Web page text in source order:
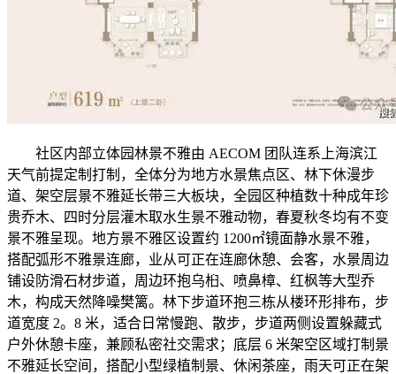
社区内部立体园林景不雅由 AECOM 团队连系上海滨江
天气前提定制打制，全体分为地方水景焦点区、林下休漫步
道、架空层景不雅延长带三大板块，全园区种植数十种成年珍
贵乔木、四时分层灌木取水生景不雅动物，春夏秋冬均有不变
景不雅呈现。地方景不雅区设置约 1200㎡镜面静水景不雅，
搭配弧形不雅景连廊，业从可正在连廊休憩、会客，水景周边
铺设防滑石材步道，周边环抱乌桕、喷鼻樟、红枫等大型乔
木，构成天然降噪樊篱。林下步道环抱三栋从楼环形排布，步
道宽度 2。8 米，适合日常慢跑、散步，步道两侧设置躲藏式
户外休憩卡座，兼顾私密社交需求；底层 6 米架空区域打制景
不雅延长空间，搭配小型绿植制景、休闲茶座，雨天可正在架